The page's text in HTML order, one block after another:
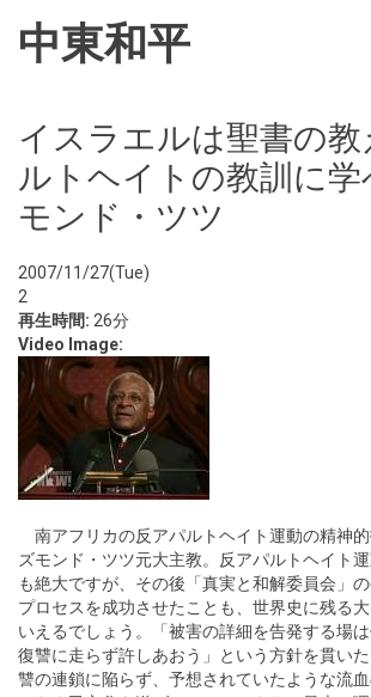
中東和平
イスラエルは聖書の
ルトヘイトの教訓に
モンド・ツツ
2007/11/27(Tue)
2
再生時間: 26分
Video Image:
南アフリカの反アパルトヘイト運動の精神
ズモンド・ツツ元大主教。反アパルトヘイト
も絶大ですが、その後「真実と和解委員会」
プロセスを成功させたことも、世界史に残る
いえるでしょう。「被害の詳細を告発する場
復讐に走らず許しあおう」という方針を貫い
讐の連鎖に陥らず、予想されていたような流